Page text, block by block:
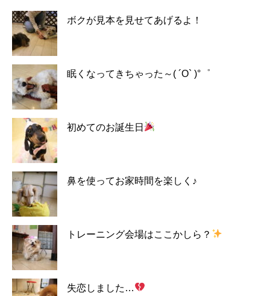
ボクが見本を見せてあげるよ！
眠くなってきちゃった～( ´O` )°゜
初めてのお誕生日
鼻を使ってお家時間を楽しく♪
トレーニング会場はここかしら？
失恋しました…